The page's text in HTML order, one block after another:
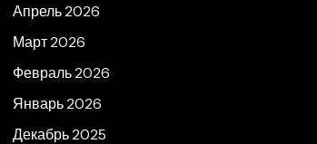
Апрель 2026
Март 2026
Февраль 2026
Январь 2026
Декабрь 2025